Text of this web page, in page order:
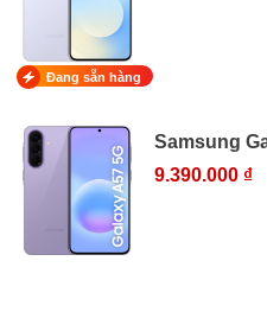
Đang sẵn hàng
Samsung
9.390.000 ₫